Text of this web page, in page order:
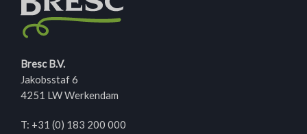
Bresc B.V.
Jakobsstaf 6
4251 LW Werkendam
T: +31 (0) 183 200 000